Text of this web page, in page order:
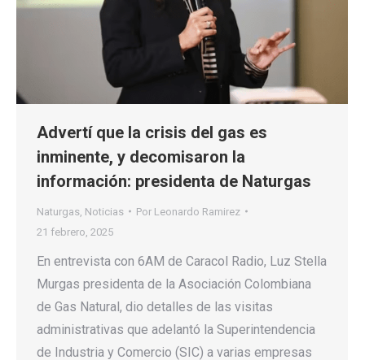
Advertí que la crisis del gas es
inminente, y decomisaron la
información: presidenta de Naturgas
Naturgas Noticias Por Leonardo Ramirez
21 febrero, 2025
En entrevista con 6AM de Caracol Radio, Luz Stella
Murgas presidenta de la Asociación Colombiana
de Gas Natural, dio detalles de las visitas
administrativas que adelantó la Superintendencia
de Industria y Comercio (SIC) a varias empresas